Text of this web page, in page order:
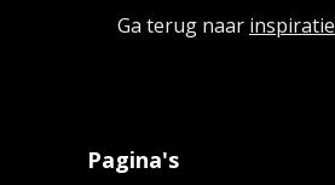
Ga terug naar inspiratie
Pagina's